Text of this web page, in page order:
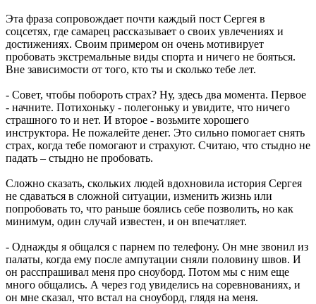
Эта фраза сопровождает почти каждый пост Сергея в
соцсетях, где самарец рассказывает о своих увлечениях и
достижениях. Своим примером он очень мотивирует
пробовать экстремальные виды спорта и ничего не бояться.
Вне зависимости от того, кто ты и сколько тебе лет.
- Совет, чтобы побороть страх? Ну, здесь два момента. Первое
- начните. Потихоньку - полегоньку и увидите, что ничего
страшного то и нет. И второе - возьмите хорошего
инструктора. Не пожалейте денег. Это сильно помогает снять
страх, когда тебе помогают и страхуют. Считаю, что стыдно не
падать – стыдно не пробовать.
Сложно сказать, скольких людей вдохновила история Сергея
не сдаваться в сложной ситуации, изменить жизнь или
попробовать то, что раньше боялись себе позволить, но как
минимум, один случай известен, и он впечатляет.
- Однажды я общался с парнем по телефону. Он мне звонил из
палаты, когда ему после ампутации сняли половину швов. И
он расспрашивал меня про сноуборд. Потом мы с ним еще
много общались. А через год увиделись на соревнованиях, и
он мне сказал, что встал на сноуборд, глядя на меня.